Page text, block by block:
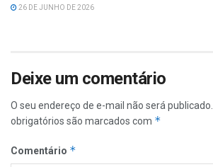
26 DE JUNHO DE 2026
Deixe um comentário
O seu endereço de e-mail não será publicado.
obrigatórios são marcados com *
Comentário *